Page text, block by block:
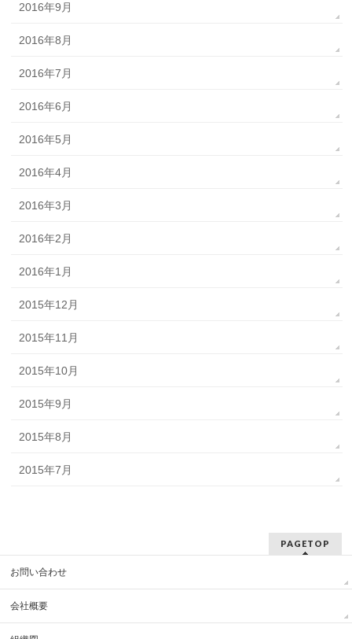
2016年9月
2016年8月
2016年7月
2016年6月
2016年5月
2016年4月
2016年3月
2016年2月
2016年1月
2015年12月
2015年11月
2015年10月
2015年9月
2015年8月
2015年7月
PAGETOP
お問い合わせ
会社概要